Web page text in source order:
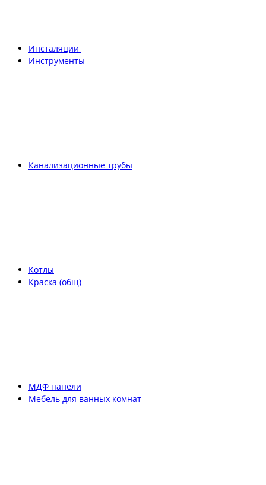
Инсталяции
Инструменты
Канализационные трубы
Котлы
Краска (общ)
МДФ панели
Мебель для ванных комнат